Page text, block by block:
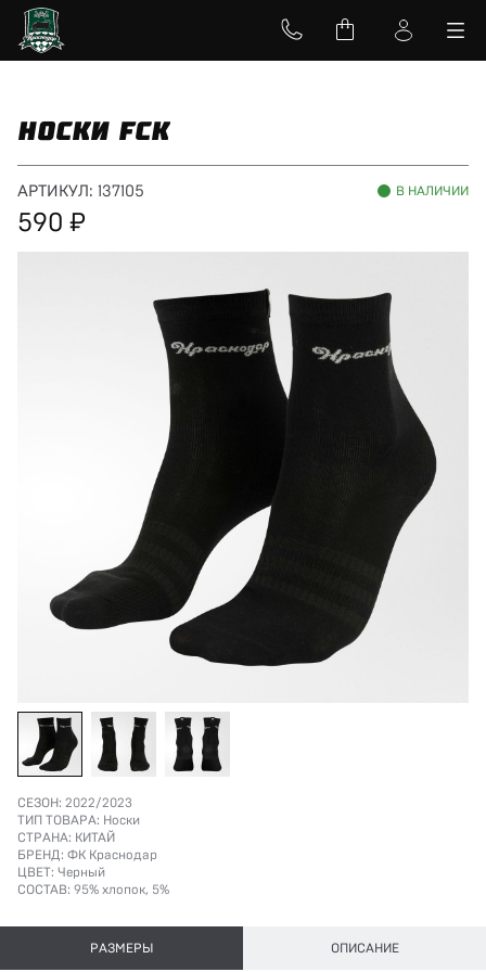
НОСКИ FCK
АРТИКУЛ: 137105 В НАЛИЧИИ
590
СЕЗОН: 2022/2023
ТИП ТОВАРА: Носки
СТРАНА: КИТАЙ
БРЕНД: ФК Краснодар
ЦВЕТ: Черный
СОСТАВ: 95% хлопок, 5%
РАЗМЕРЫ ОПИСАНИЕ